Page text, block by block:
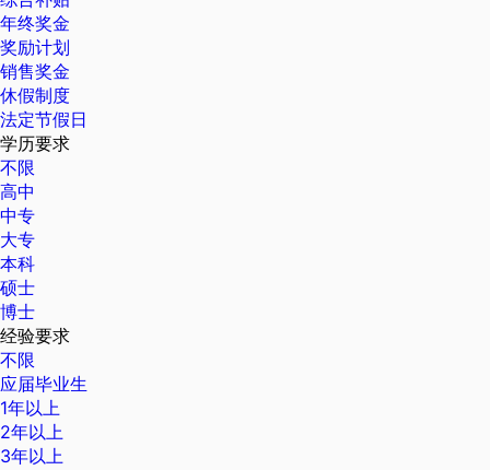
年终奖金
奖励计划
销售奖金
休假制度
法定节假日
学历要求
不限
高中
中专
大专
本科
硕士
博士
经验要求
不限
应届毕业生
1年以上
2年以上
3年以上